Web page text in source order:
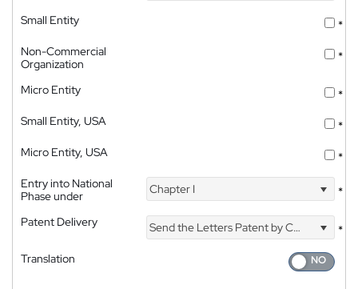
Small Entity
*
Non-Commercial
Organization
*
Micro Entity
*
Small Entity, USA
*
Micro Entity, USA
*
Entry into National
Phase under
Chapter I *
Patent Delivery Send the Letters Patent by Courier
*
Translation